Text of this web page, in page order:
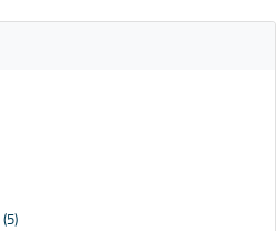
(5)